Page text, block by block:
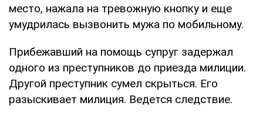
место, нажала на тревожную кнопку и еще
умудрилась вызвонить мужа по мобильному.
Прибежавший на помощь супруг задержал
одного из преступников до приезда милиции.
Другой преступник сумел скрыться. Его
разыскивает милиция. Ведется следствие.